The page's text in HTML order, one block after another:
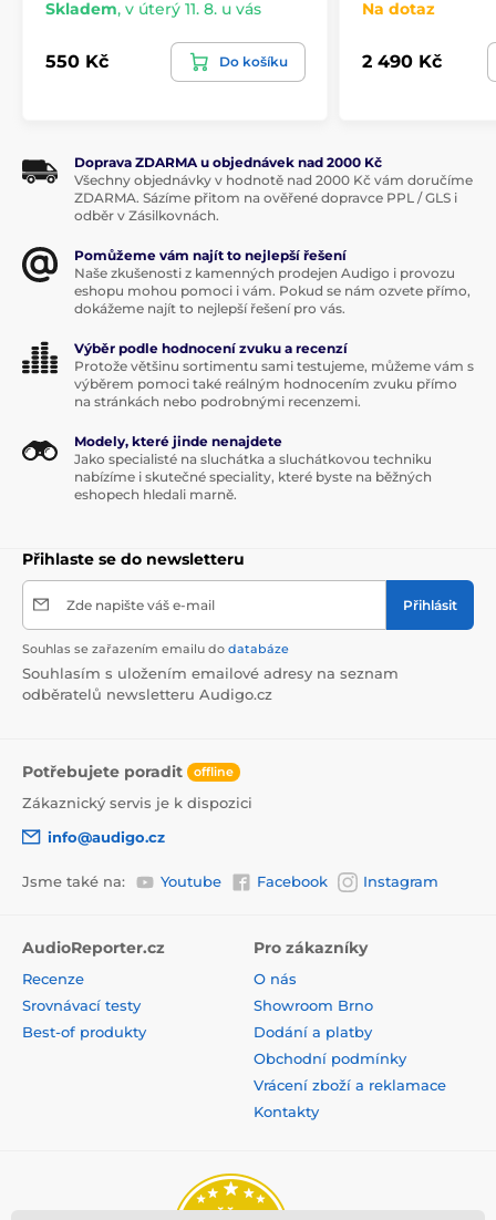
Skladem, v úterý 11. 8. u vás
550 Kč Do košíku
Na dotaz
2 490 Kč
Doprava ZDARMA u objednávek nad 2000 Kč
Všechny objednávky v hodnotě nad 2000 Kč vám doručíme
ZDARMA. Sázíme přitom na ověřené dopravce PPL / GLS i
odběr v Zásilkovnách.
Pomůžeme vám najít to nejlepší řešení
Naše zkušenosti z kamenných prodejen Audigo i provozu
eshopu mohou pomoci i vám. Pokud se nám ozvete přímo,
dokážeme najít to nejlepší řešení pro vás.
Výběr podle hodnocení zvuku a recenzí
Protože většinu sortimentu sami testujeme, můžeme vám s
výběrem pomoci také reálným hodnocením zvuku přímo
na stránkách nebo podrobnými recenzemi.
Modely, které jinde nenajdete
Jako specialisté na sluchátka a sluchátkovou techniku
nabízíme i skutečné speciality, které byste na běžných
eshopech hledali marně.
Přihlaste se do newsletteru
Zde napište váš e-mail Přihlásit
Souhlas se zařazením emailu do databáze
Souhlasím s uložením emailové adresy na seznam
odběratelů newsletteru Audigo.cz
Potřebujete poradit offline
Zákaznický servis je k dispozici
info@audigo.cz
Jsme také na: Youtube Facebook Instagram
AudioReporter.cz
Recenze
Srovnávací testy
Best-of produkty
Pro zákazníky
O nás
Showroom Brno
Dodání a platby
Obchodní podmínky
Vrácení zboží a reklamace
Kontakty